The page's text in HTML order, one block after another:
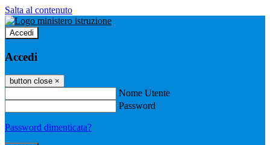
Salta al contenuto
Accedi
Accedi
button close ×
Nome Utente
Password
Password dimenticata?